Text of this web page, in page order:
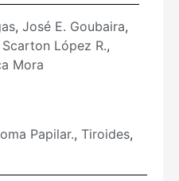
, José E. Goubaira,
López R.,
Mora
Papilar., Tiroides,